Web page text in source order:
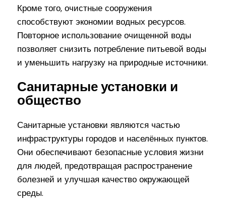
Кроме того, очистные сооружения
способствуют экономии водных ресурсов.
Повторное использование очищенной воды
позволяет снизить потребление питьевой воды
и уменьшить нагрузку на природные источники.
Санитарные установки и
общество
Санитарные установки являются частью
инфраструктуры городов и населённых пунктов.
Они обеспечивают безопасные условия жизни
для людей, предотвращая распространение
болезней и улучшая качество окружающей
среды.